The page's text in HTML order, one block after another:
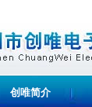
创唯简介